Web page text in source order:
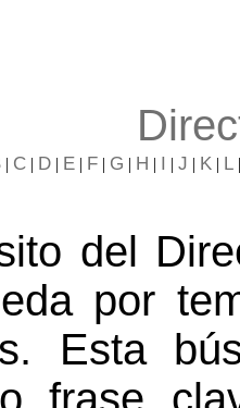
| C| D| E| F| G | H | I | J | K | L
del
por
Esta
frase